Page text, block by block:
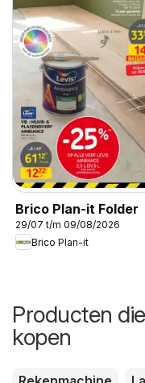
Brico Plan-it Folder
29/07 t/m 09/08/2026
Brico Plan-it
Producten
kopen